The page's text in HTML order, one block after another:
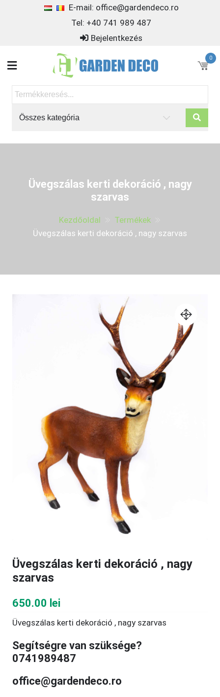
E-mail: office@gardendeco.ro
Tel: +40 741 989 487
Bejelentkezés
Garden Decoration
Kerti dekorációk
0
Üvegszálas kerti dekoráció , nagy
szarvas
Kezdőoldal
Termékek
Üvegszálas kerti dekoráció , nagy szarvas
Üvegszálas kerti dekoráció , nagy
szarvas
650.00 lei
Üvegszálas kerti dekoráció , nagy szarvas
Segítségre van szüksége?
0741989487
office@gardendeco.ro